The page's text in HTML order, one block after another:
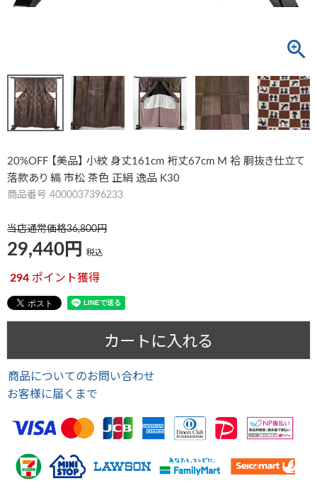
20%OFF 【美品】 小紋 身丈161cm 裄丈67cm M 袷 胴抜き仕立て
落款あり 縞 市松 茶色 正絹 逸品 K30
商品番号 4000037396233
当店通常価格36,800
29,440 税込
294 ポイント獲得
カートに入れる
商品についてのお問い合わせ
お客様に届くまで